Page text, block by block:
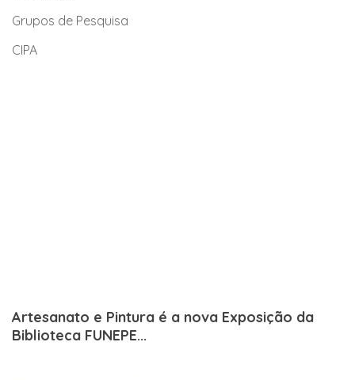
Grupos de Pesquisa
CIPA
Artesanato e Pintura é a nova Exposição da
Biblioteca FUNEPE...